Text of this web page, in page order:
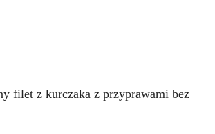
filet z kurczaka z przyprawami bez